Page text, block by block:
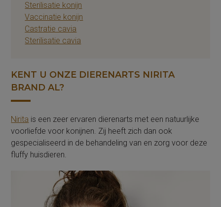
Sterilisatie konijn
Vaccinatie konijn
Castratie cavia
Sterilisatie cavia
KENT U ONZE DIERENARTS NIRITA
BRAND AL?
Nirita is een zeer ervaren dierenarts met een natuurlijke
voorliefde voor konijnen. Zij heeft zich dan ook
gespecialiseerd in de behandeling van en zorg voor deze
fluffy huisdieren.